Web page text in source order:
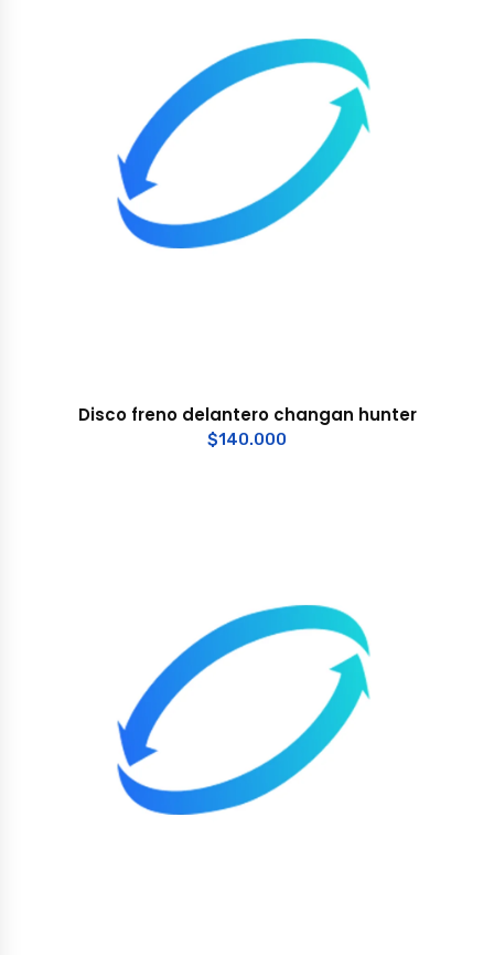
Disco freno delantero changan hunter
$140.000